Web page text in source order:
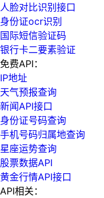
人脸对比识别接口
身份证ocr识别
国际短信验证码
银行卡二要素验证
免费API：
IP地址
天气预报查询
新闻API接口
身份证号码查询
手机号码归属地查询
星座运势查询
股票数据API
黄金行情API接口
API相关：